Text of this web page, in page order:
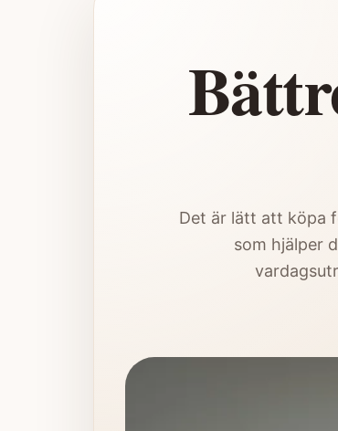
Det är lätt att köpa
som hjälper